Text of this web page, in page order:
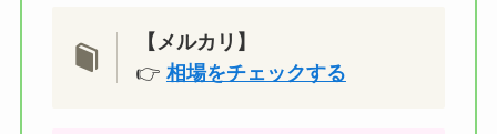
【メルカリ】
👉 相場をチェックする